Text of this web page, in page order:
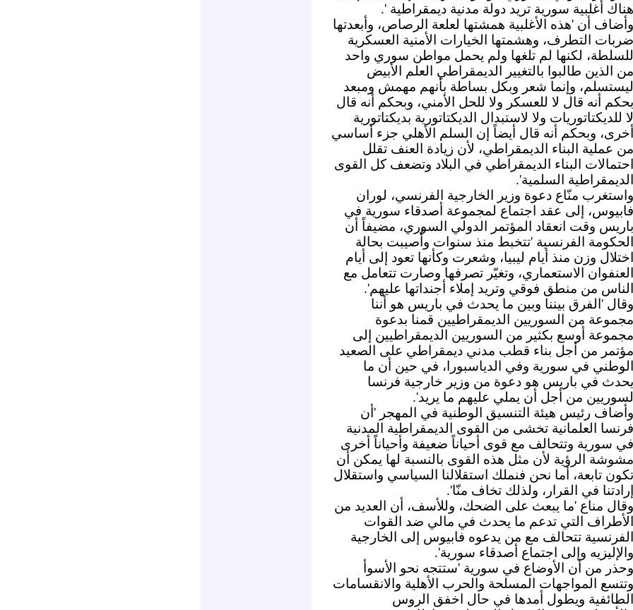
هناك أغلبية سورية تريد دولة مدنية ديمقراطية '.
وأضاف أن 'هذه الأغلبية همشتها لعلعة الرصاص، وأبعدتها
ضربات التطرف، وهشمتها الخيارات الأمنية العسكرية
للسلطة، لكنها لم تلغها ولم يحمل مواطن سوري واحد
من الذين طالبوا بالتغيير الديمقراطي العلم الأبيض
ليستسلم، وإنما شعر وبكل بساطة بأنهم مهمش ومبعد
بحكم أنه قال لا للعسكر ولا للحل الأمني، وبحكم أنه قال
لا للديكتاتوريات ولا لاستبدال الديكتاتورية بديكتاتورية
أخرى، وبحكم أنه قال أيضاً إن السلم الأهلي جزء أساسي
من عملية البناء الديمقراطي، لأن زيادة العنف تقلل
احتمالات البناء الديمقراطي في البلاد وتضعف كل القوى
الديمقراطية السلمية'.
واستغرب منّاع دعوة وزير الخارجية الفرنسي، لوران
فابيوس، إلى عقد اجتماع لمجموعة أصدقاء سورية في
باريس وقت انعقاد المؤتمر الدولي السوري، مضيفاً أن
الحكومة الفرنسية 'تتخبط منذ سنوات وأُصيبت بحالة
اختلال وزن منذ أيام ليبيا، وشعرت وكأنها تعود إلى أيام
العنفوان الاستعماري، وتغيّر تصرفها وصارت تتعامل مع
الناس من منطق فوقي وتريد إملاء أجنداتها عليهم'.
وقال 'الفرق بيننا وبين ما يحدث في باريس هو أننا
مجموعة من السوريين الديمقراطيين قمنا بدعوة
مجموعة أوسع بكثير من السوريين الديمقراطيين إلى
مؤتمر من أجل بناء قطب مدني ديمقراطي على الصعيد
الوطني في سورية وفي الدياسبورا، في حين أن ما
يحدث في باريس هو دعوة من وزير خارجية فرنسا
لسوريين من أجل أن يملي عليهم ما يريد'.
وأضاف رئيس هيئة التنسيق الوطنية في المهجر 'أن
فرنسا العلمانية تخشى من القوى الديمقراطية المدنية
في سورية وتتحالف مع قوى أحياناً ضعيفة وأحياناً أخرى
مشوشة الرؤية لأن مثل هذه القوى بالنسبة لها يمكن أن
تكون تابعة، أما نحن فنملك استقلالنا السياسي واستقلال
إرادتنا في القرار، ولذلك تخاف منّا'.
وقال مناع 'ما يبعث على الضحك، وللأسف، أن العديد من
الأطراف التي تدعم ما يحدث في مالي ضد القوات
الفرنسية تتحالف مع من يدعوه فابيوس إلى الخارجية
والإليزيه وإلى اجتماع أصدقاء سورية'.
وحذر من أن الأوضاع في سورية 'ستتجه نحو الأسوأ
وتتسع المواجهات المسلحة والحرب الأهلية والانقسامات
الطائفية ويطول أمدها في حال اخفق الروس